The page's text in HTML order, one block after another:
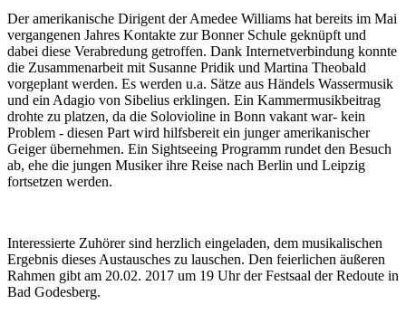
Der amerikanische Dirigent der Amedee Williams hat bereits im Mai
vergangenen Jahres Kontakte zur Bonner Schule geknüpft und
dabei diese Verabredung getroffen. Dank Internetverbindung konnte
die Zusammenarbeit mit Susanne Pridik und Martina Theobald
vorgeplant werden. Es werden u.a. Sätze aus Händels Wassermusik
und ein Adagio von Sibelius erklingen. Ein Kammermusikbeitrag
drohte zu platzen, da die Solovioline in Bonn vakant war- kein
Problem - diesen Part wird hilfsbereit ein junger amerikanischer
Geiger übernehmen. Ein Sightseeing Programm rundet den Besuch
ab, ehe die jungen Musiker ihre Reise nach Berlin und Leipzig
fortsetzen werden.
Interessierte Zuhörer sind herzlich eingeladen, dem musikalischen
Ergebnis dieses Austausches zu lauschen. Den feierlichen äußeren
Rahmen gibt am 20.02. 2017 um 19 Uhr der Festsaal der Redoute in
Bad Godesberg.